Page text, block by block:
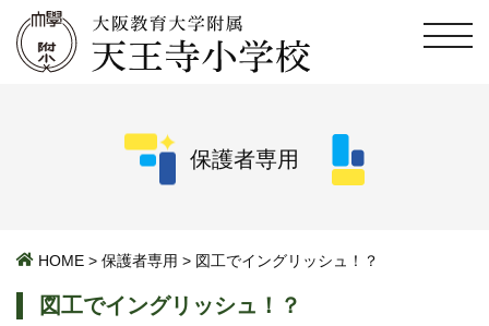
保護者専用
HOME > 保護者専用 > 図工でイングリッシュ！？
図工でイングリッシュ！？